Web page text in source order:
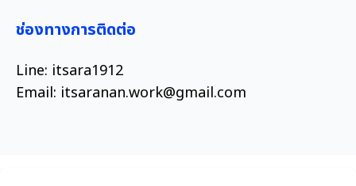
ช่องทางการติดต่อ
Line: itsara1912
​Email: itsaranan.work@gmail.com